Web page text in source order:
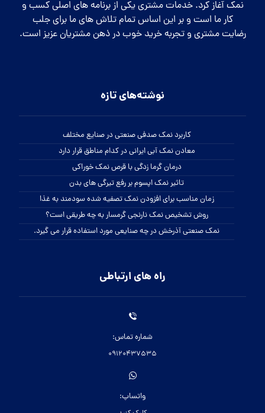
نمک آغاز کرد. خدمات مشتری یکی از برنامه های اصلی کسب و
کار ما است و بر این اساس تمام تلاش های ما برای جلب
رضایت مشتری و تجربه خرید خوب در ذهن مشتریان عزیز است.
نوشته‌های تازه
کاربرد نمک صدفی صنعتی در صنایع مختلف
معادن نمک آبی ایرانی در کدام مناطق قرار دارد
درمان گرما زدگی با قرص نمک خوراکی
تاثیر نمک اپسوم بر رفع تیرگی های بدن
زمان مناسب برای افزودن نمک تصفیه شده سودمند به غذا
روش تشخیص نمک نارنجی گرمسار به چه طریقی است؟
نمک صنعتی آذرخش در چه صنایعی مورد استفاده قرار می گیرد.
راه های ارتباطی
شماره تماس:
09120437535
واتساپ: